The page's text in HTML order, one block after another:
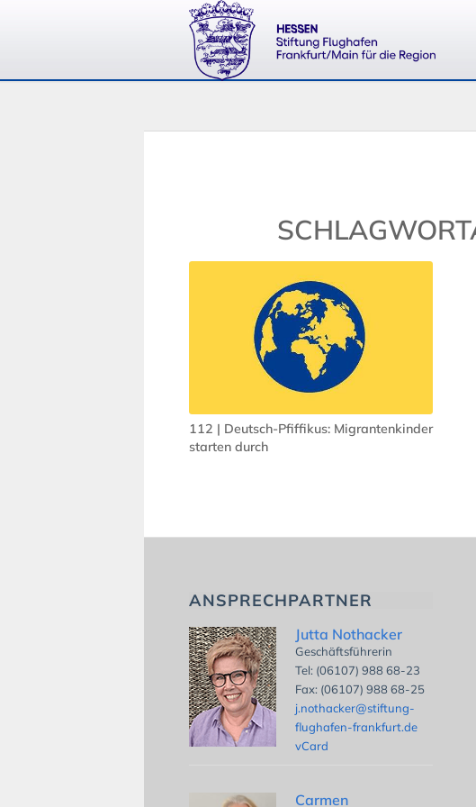
112 | Deutsch-Pfiffikus: Migrantenkinder
starten durch
ANSPRECHPARTNER
Jutta Nothacker
Geschäftsführerin
Tel: (06107) 988 68-23
Fax: (06107) 988 68-25
j.nothacker@stiftung-
flughafen-frankfurt.de
vCard
Carmen